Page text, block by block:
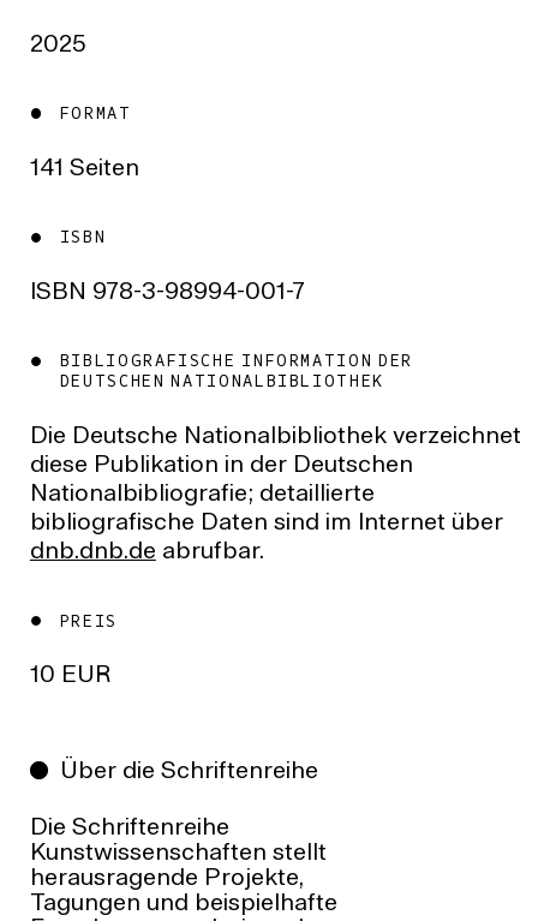
2025
FORMAT
141 Seiten
ISBN
ISBN 978-3-98994-001-7
BIBLIOGRAFISCHE INFORMATION DER
DEUTSCHEN NATIONALBIBLIOTHEK
Die Deutsche Nationalbibliothek verzeichnet
diese Publikation in der Deutschen
Nationalbibliografie; detaillierte
bibliografische Daten sind im Internet über
dnb.dnb.de abrufbar.
PREIS
10 EUR
Über die Schriftenreihe
Die Schriftenreihe
Kunstwissenschaften stellt
herausragende Projekte,
Tagungen und beispielhafte